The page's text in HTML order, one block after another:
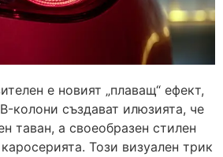
е новият „плаващ“ ефект,
колони създават илюзията, че
таван, а своеобразен стилен
Този визуален трик